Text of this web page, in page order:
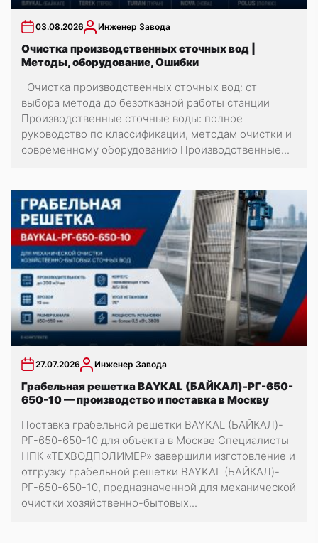
03.08.2026 Инженер Завода
Очистка производственных сточных вод |
Методы, оборудование, Ошибки
Очистка производственных сточных вод: от
выбора метода до безотказной работы станции
Производственные сточные воды: полное
руководство по классификации, методам очистки и
современному оборудованию Производственные...
27.07.2026 Инженер Завода
Грабельная решетка BAYKAL (БАЙКАЛ)-РГ-650-
650-10 — производство и поставка в Москву
Поставка грабельной решетки BAYKAL (БАЙКАЛ)-
РГ-650-650-10 для объекта в Москве Специалисты
НПК «ТЕХВОДПОЛИМЕР» завершили изготовление и
отгрузку грабельной решетки BAYKAL (БАЙКАЛ)-
РГ-650-650-10, предназначенной для механической
очистки хозяйственно-бытовых...